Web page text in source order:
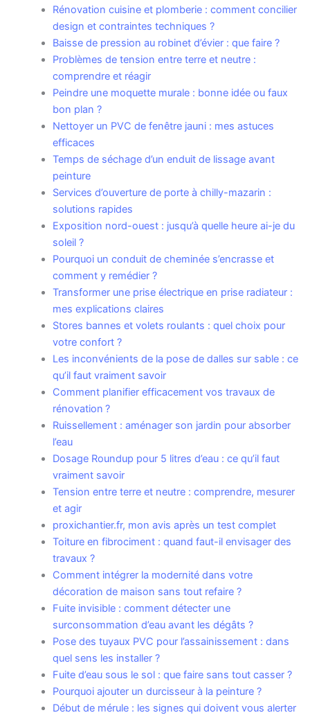
Rénovation cuisine et plomberie : comment concilier
design et contraintes techniques ?
Baisse de pression au robinet d’évier : que faire ?
Problèmes de tension entre terre et neutre :
comprendre et réagir
Peindre une moquette murale : bonne idée ou faux
bon plan ?
Nettoyer un PVC de fenêtre jauni : mes astuces
efficaces
Temps de séchage d’un enduit de lissage avant
peinture
Services d’ouverture de porte à chilly-mazarin :
solutions rapides
Exposition nord-ouest : jusqu’à quelle heure ai-je du
soleil ?
Pourquoi un conduit de cheminée s’encrasse et
comment y remédier ?
Transformer une prise électrique en prise radiateur :
mes explications claires
Stores bannes et volets roulants : quel choix pour
votre confort ?
Les inconvénients de la pose de dalles sur sable : ce
qu’il faut vraiment savoir
Comment planifier efficacement vos travaux de
rénovation ?
Ruissellement : aménager son jardin pour absorber
l’eau
Dosage Roundup pour 5 litres d’eau : ce qu’il faut
vraiment savoir
Tension entre terre et neutre : comprendre, mesurer
et agir
proxichantier.fr, mon avis après un test complet
Toiture en fibrociment : quand faut-il envisager des
travaux ?
Comment intégrer la modernité dans votre
décoration de maison sans tout refaire ?
Fuite invisible : comment détecter une
surconsommation d’eau avant les dégâts ?
Pose des tuyaux PVC pour l’assainissement : dans
quel sens les installer ?
Fuite d’eau sous le sol : que faire sans tout casser ?
Pourquoi ajouter un durcisseur à la peinture ?
Début de mérule : les signes qui doivent vous alerter